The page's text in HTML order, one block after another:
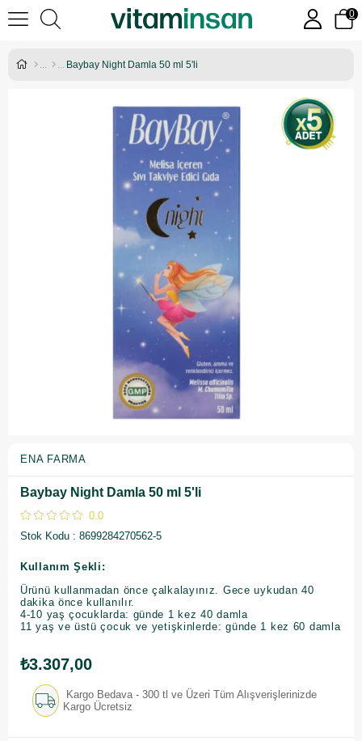
0
Baybay Night Damla 50 ml 5'li
ENA FARMA
Baybay Night Damla 50 ml 5'li
0.0
Stok Kodu
8699284270562-5
Kullanım Şekli:
Ürünü kullanmadan önce çalkalayınız. Gece uykudan 40
dakika önce kullanılır.
4-10 yaş çocuklarda: günde 1 kez 40 damla
11 yaş ve üstü çocuk ve yetişkinlerde: günde 1 kez 60 damla
₺3.307,00
Kargo Bedava - 300 tl ve Üzeri Tüm Alışverişlerinizde
Kargo Ücretsiz